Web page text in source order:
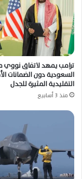
ترامب يمهد لاتفاق نووي
السعودية دون الضمانات
التقليدية المثيرة للجدل
منذ 3 أسابيع